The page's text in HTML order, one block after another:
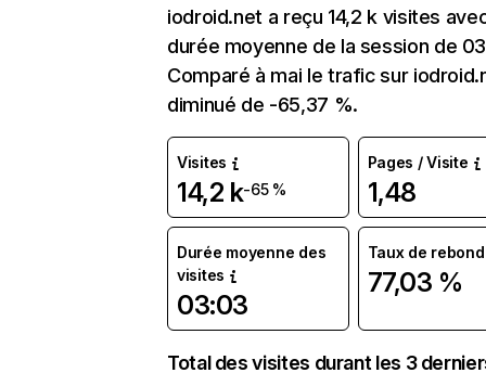
iodroid.net a reçu 14,2 k visites
durée moyenne de la session de
Comparé à mai le trafic sur
diminué de -65,37 %.
Visites
14,2 k-65 %
Pages / Visite
1,48
Durée moyenne des
visites
03:03
Taux de rebond
77,03 %
Total des visites durant les 3